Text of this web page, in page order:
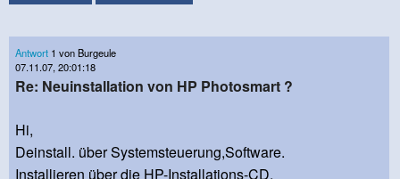
Antwort 1 von Burgeule
07.11.07, 20:01:18
Re: Neuinstallation von HP Photosmart ?
Hi,
Deinstall. über Systemsteuerung,Software.
Installieren über die HP-Installations-CD.